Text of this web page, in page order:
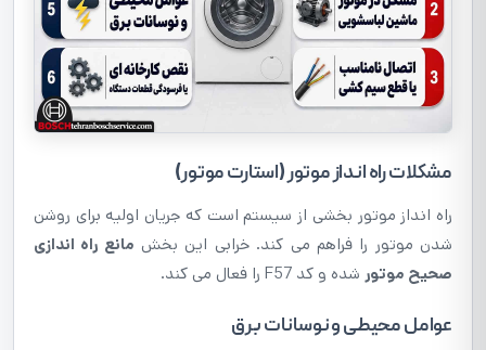
مشکلات راه انداز موتور (استارت موتور)
راه انداز موتور بخشی از سیستم است که جریان اولیه برای روشن
شدن موتور را فراهم می کند. خرابی این بخش مانع راه اندازی
صحیح موتور شده و کد F57 را فعال می کند.
عوامل محیطی و نوسانات برق